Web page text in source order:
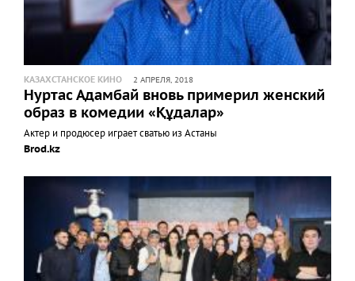
КАЗАХСТАНСКОЕ КИНО 2 АПРЕЛЯ, 2018
Нуртас Адамбай вновь примерил женский
образ в комедии «Құдалар»
Актер и продюсер играет сватью из Астаны
Brod.kz